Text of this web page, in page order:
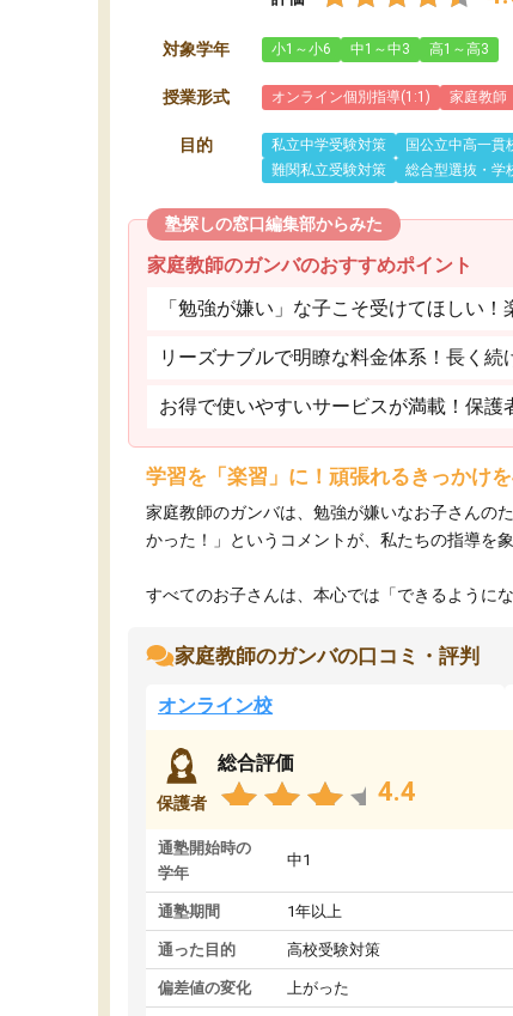
対象学年 小1～小6 中1～中3 高1～高3
授業形式 オンライン個別指導(1:1) 家庭教師
目的 私立中学受験対策 国公立中高一貫
難関私立受験対策
総合型選抜・学
塾探しの窓口編集部からみた
家庭教師のガンバのおすすめポイント
「勉強が嫌い」な子こそ受けてほしい
リーズナブルで明瞭な料金体系！長く続
お得で使いやすいサービスが満載！保護
学習を「楽習」に！頑張れるきっかけ
家庭教師のガンバは、勉強が嫌いなお子さんの
かった！」というコメントが、私たちの指導を象
すべてのお子さんは、本心では「できるように
家庭教師のガンバの口コミ・評判
オンライン校
保護者
総合評価
4.4
通塾開始時の
学年
中1
通塾期間 1年以上
通った目的 高校受験対策
偏差値の変化 上がった